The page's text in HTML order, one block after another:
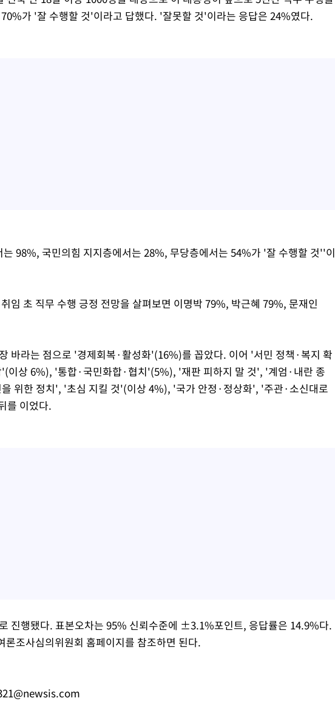
란 호르무즈 통제권' 수용할까
안해…안정 전력 위해 불가피"
가 '잘 수행할 것'이라고 답했다. '잘못할 것'이라는 응답은 24%였다.
는 98%, 국민의힘 지지층에서는 28%, 무당층에서는 54%가 '잘 수행할 것''이
임 초 직무 수행 긍정 전망을 살펴보면 이명박 79%, 박근혜 79%, 문재인
바라는 점으로 '경제회복·활성화'(16%)를 꼽았다. 이어 '서민 정책·복지 확
이상 6%), '통합·국민화합·협치'(5%), '재판 피하지 말 것', '계엄·내란 종
위한 정치', '초심 지킬 것'(이상 4%), '국가 안정·정상화', '주관·소신대로
를 이었다.
진행됐다. 표본오차는 95% 신뢰수준에 ±3.1%포인트, 응답률은 14.9%다.
론조사심의위원회 홈페이지를 참조하면 된다.